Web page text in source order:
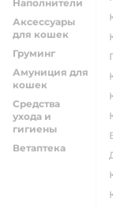
Наполнители
Аксессуары
для кошек
Груминг
Амуниция для
кошек
Средства
ухода и
гигиены
Ветаптека